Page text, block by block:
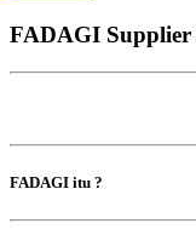
FADAGI Supplier
FADAGI itu ?